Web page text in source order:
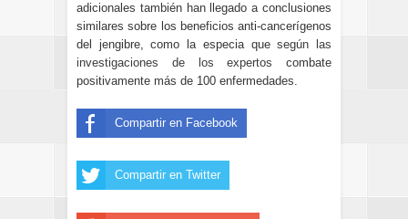
adicionales también han llegado a conclusiones
similares sobre los beneficios anti-cancerígenos
del jengibre, como la especia quesegún las
investigaciones de los expertos combate
positivamente más de 100 enfermedades.
Compartir en Facebook
Compartir en Twitter